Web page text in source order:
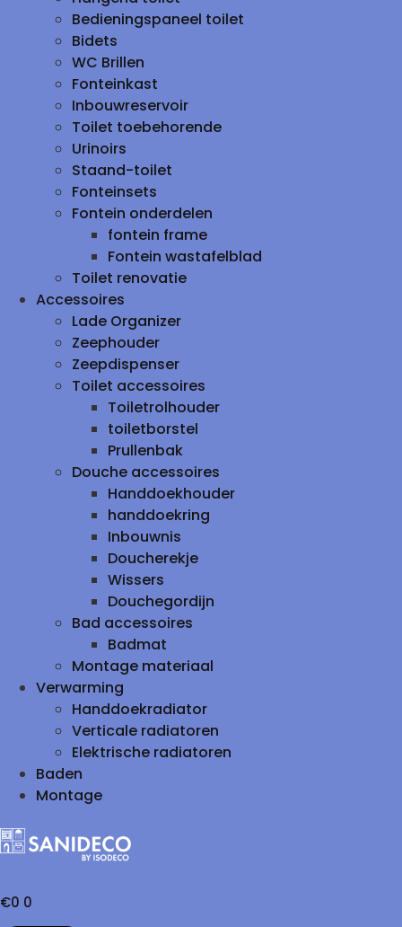
Bedieningspaneel toilet
Bidets
WC Brillen
Fonteinkast
Inbouwreservoir
Toilet toebehorende
Urinoirs
Staand-toilet
Fonteinsets
Fontein onderdelen
fontein frame
Fontein wastafelblad
Toilet renovatie
Accessoires
Lade Organizer
Zeephouder
Zeepdispenser
Toilet accessoires
Toiletrolhouder
toiletborstel
Prullenbak
Douche accessoires
Handdoekhouder
handdoekring
Inbouwnis
Doucherekje
Wissers
Douchegordijn
Bad accessoires
Badmat
Montage materiaal
Verwarming
Handdoekradiator
Verticale radiatoren
Elektrische radiatoren
Baden
Montage
€0 0